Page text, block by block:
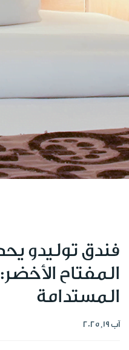
فندق توليدو
المفتاح
المستدامة
آب 19, 2025